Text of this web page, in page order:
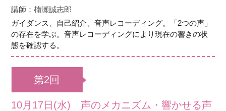
講師：楠瀬誠志郎
ガイダンス、自己紹介、音声レコーディング。「2つの声」
の存在を学ぶ。音声レコーディングにより現在の響きの状
態を確認する。
第2回
10月17日(水) 声のメカニズム・響かせる声